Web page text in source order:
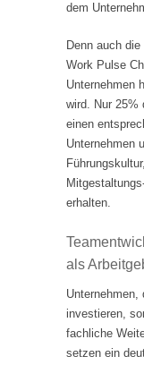
dem
Denn auch
Work Pulse
Unternehmen
wird. Nur 25%
einen
Unternehmen
erhalten.
als
Unternehmen,
investieren,
fachliche
setzen ein